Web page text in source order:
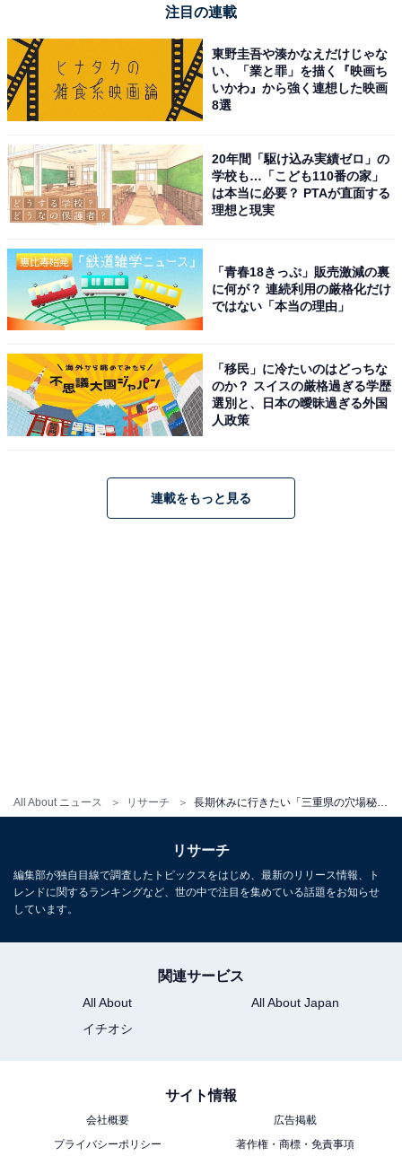
All About ニュース リサーチ
県）、「大小さまざまな滝を一度に楽しめる景色に魅力
を感じたから。森の中を歩きながら滝巡りができて、空
気も澄んでいそうだと思った。日常から少し離れてリフ
レッシュできそうな場所だと感じたため選んだ」（30代
女性／秋田県）といった声が集まりました。
※回答者からのコメントは原文ママです
次ページ 10位までのランキング結果を見る
1 2
注目の連載
東野圭吾や湊かなえだけじゃな
い、「業と罪」を描く『映画ち
いかわ』から強く連想した映画
8選
20年間「駆け込み実績ゼロ」の
学校も…「こども110番の家」
は本当に必要？ PTAが直面する
理想と現実
「青春18きっぷ」販売激減の裏
に何が？ 連続利用の厳格化だけ
ではない「本当の理由」
「移民」に冷たいのはどっちな
のか？ スイスの厳格過ぎる学歴
選別と、日本の曖昧過ぎる外国
人政策
連載をもっと見る
リサーチ
編集部が独自目線で調査したトピックスをはじめ、最新のリリース情報、ト
レンドに関するランキングなど、世の中で注目を集めている話題をお知らせ
しています。
関連サービス
All About
All About Japan
イチオシ
サイト情報
会社概要
広告掲載
プライバシーポリシー
著作権・商標・免責事項